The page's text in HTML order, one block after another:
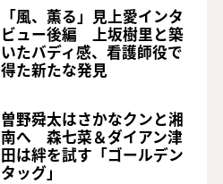
「風、薫る」見上愛インタ
ビュー後編 上坂樹里と築
いたバディ感、看護師役で
得た新たな発見
曽野舜太はさかなクンと湘
南へ 森七菜＆ダイアン津
田は絆を試す「ゴールデン
タッグ」